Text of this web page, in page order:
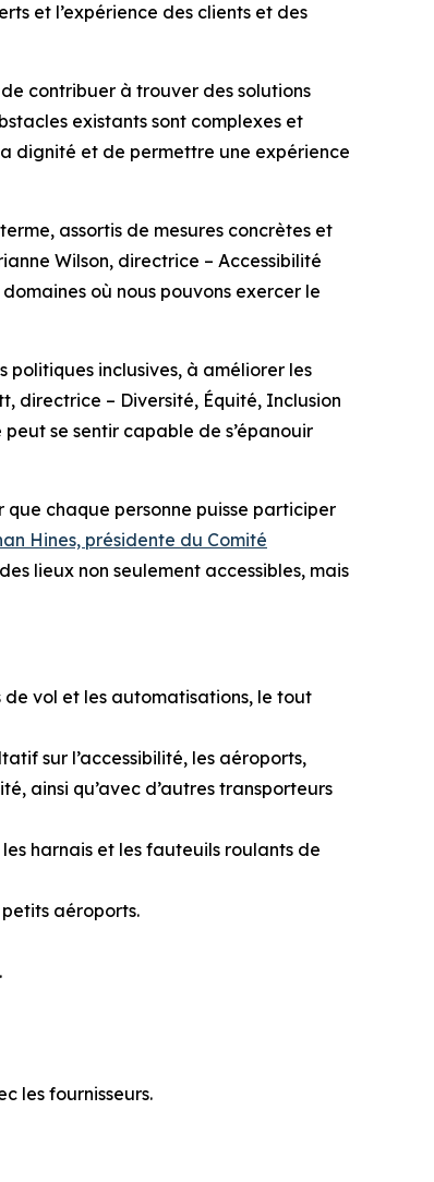
et l’expérience des clients et des
contribuer à trouver des solutions
existants sont complexes et
dignité et de permettre une expérience
assortis de mesures concrètes et
Wilson, directrice – Accessibilité
où nous pouvons exercer le
politiques inclusives, à améliorer les
directrice – Diversité, Équité, Inclusion
se sentir capable de s’épanouir
que chaque personne puisse participer
Hines, présidente du Comité
lieux non seulement accessibles, mais
vol et les automatisations, le tout
sur l’accessibilité, les aéroports,
ainsi qu’avec d’autres transporteurs
harnais et les fauteuils roulants de
aéroports.
les fournisseurs.